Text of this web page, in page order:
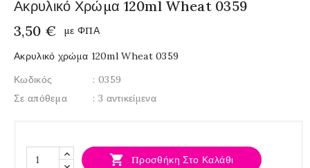
Ακρυλικό Χρώμα 120ml Wheat 0359
3,50 €
με ΦΠΑ
Ακρυλικό χρώμα 120ml Wheat 0359
Κωδικός
: 0359
Σε απόθεμα
: 3 αντικείμενα
 Προσθήκη Στο Καλάθι